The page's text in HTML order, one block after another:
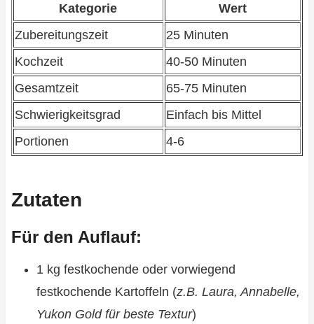
Kategorie
Wert
Zubereitungszeit
25 Minuten
Kochzeit
40-50 Minuten
Gesamtzeit
65-75 Minuten
Schwierigkeitsgrad
Einfach bis Mittel
Portionen
4-6
Zutaten
Für den Auflauf:
1 kg festkochende oder vorwiegend
festkochende Kartoffeln (z.B. Laura, Annabelle,
Yukon Gold für beste Textur)